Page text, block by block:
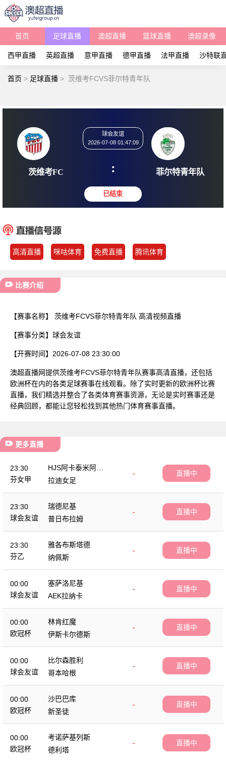
首页 足球直播 澳超直播 篮球直播 澳超录像
西甲直播 英超直播 意甲直播 德甲直播 法甲直播 沙特联
首页 > 足球直播 > 茨维考FCVS菲尔特青年队
茨维考FC
2026-07-08 01:47:09
: 菲尔特
高清直播 咪咕体育 免费直播 腾讯体育
比赛介绍
【赛事名称】 茨维考FCVS菲尔特青年队 高清视频直播
【赛事分类】 球会友谊
【开赛时间】 2026-07-08 23:30:00
澳超直播网提供茨维考FCVS菲尔特青年队赛事高清直播，还包括
欧洲杯在内的各类足球赛事在线观看。除了实时更新的欧洲杯比赛
直播，我们精选并整合了各类体育赛事资源，无论是实时赛事还是
经典回顾，都能让您轻松找到其他热门体育赛事直播。
更多直播
23:30
芬女甲
HJS阿卡泰米阿女
足
-
拉迪女足
直播中
23:30
球会友谊
瑞德尼基
-
普日布拉姆
直播中
23:30
芬乙
雅各布斯塔德
-
纳佩斯
直播中
00:00
球会友谊
塞萨洛尼基
-
AEK拉纳卡
直播中
00:00
欧冠杯
林肯红魔
-
伊斯卡尔德斯
直播中
00:00
球会友谊
比尔森胜利
-
哥本哈根
直播中
00:00
欧冠杯
沙巴巴库
-
新圣徒
直播中
00:00
欧冠杯
考诺萨基列斯
-
德利塔
直播中